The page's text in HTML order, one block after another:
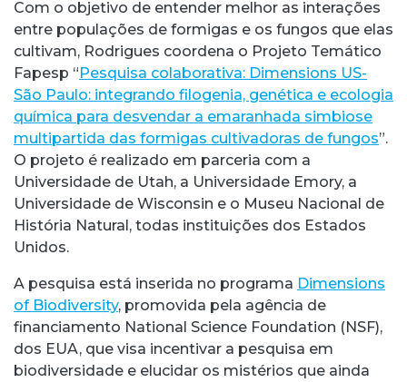
Com o objetivo de entender melhor as interações
entre populações de formigas e os fungos que elas
cultivam, Rodrigues coordena o Projeto Temático
Fapesp “Pesquisa colaborativa: Dimensions US-
São Paulo: integrando filogenia, genética e ecologia
química para desvendar a emaranhada simbiose
multipartida das formigas cultivadoras de fungos”.
O projeto é realizado em parceria com a
Universidade de Utah, a Universidade Emory, a
Universidade de Wisconsin e o Museu Nacional de
História Natural, todas instituições dos Estados
Unidos.
A pesquisa está inserida no programa Dimensions
of Biodiversity, promovida pela agência de
financiamento National Science Foundation (NSF),
dos EUA, que visa incentivar a pesquisa em
biodiversidade e elucidar os mistérios que ainda